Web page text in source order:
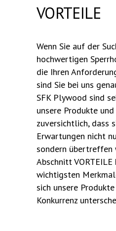
VORTEILE
Wenn Sie auf der
hochwertigen
die Ihren
sind Sie bei uns
SFK Plywood sind
unsere Produkte
zuversichtlich, dass
Erwartungen nicht
sondern übertreffen
Abschnitt
wichtigsten
sich unsere
Konkurrenz